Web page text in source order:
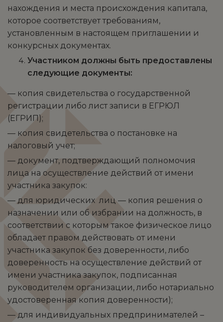
нахождения и места происхождения капитала,
которое соответствует требованиям,
установленным в настоящем приглашении и
конкурсных документах.
Участником должны быть предоставлены
следующие документы:
— копия свидетельства о государственной
регистрации либо лист записи в ЕГРЮЛ
(ЕГРИП);
— копия свидетельства о постановке на
налоговый учет;
— документ, подтверждающий полномочия
лица на осуществление действий от имени
участника закупок:
— для юридических лиц — копия решения о
назначении или об избрании на должность, в
соответствии с которым такое физическое лицо
обладает правом действовать от имени
участника закупок без доверенности, либо
доверенность на осуществление действий от
имени участника закупок, подписанная
руководителем организации, либо нотариально
удостоверенная копия доверенности);
— для индивидуальных предпринимателей –